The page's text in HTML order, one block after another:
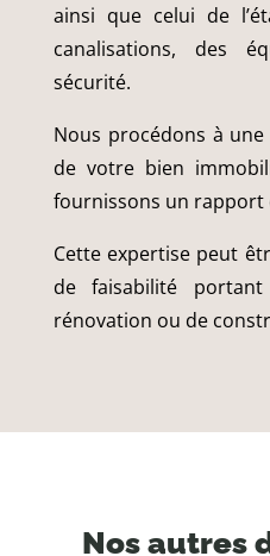
ainsi que celui de
canalisations, des
sécurité.
Nous procédons à
de votre bien
fournissons un rapport
Cette expertise peut
de faisabilité
rénovation ou de
Nos autres